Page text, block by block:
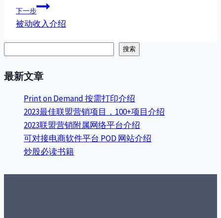
文
章
航
下一步
被动收入介绍
搜索
最新文章
Print on Demand 按需打印介绍
2023最佳联盟营销项目，100+项目介绍
2023联盟营销附属网络平台介绍
可对接电商软件平台 POD 网站介绍
炒股必读书籍